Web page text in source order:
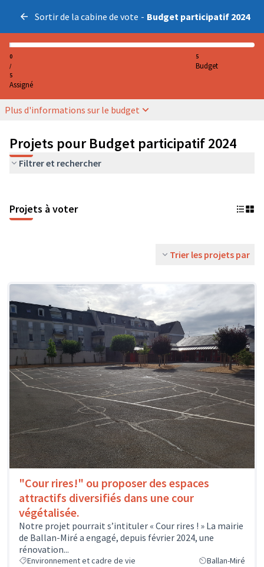
Sortir de la cabine de vote - Budget participatif 2024
0
/
5
Assigné
5
Budget
Plus d'informations sur le budget
Projets pour Budget participatif 2024
Filtrer et rechercher
Projets à voter
Trier les projets par
"Cour rires!" ou proposer des espaces
attractifs diversifiés dans une cour
végétalisée.
Notre projet pourrait s’intituler « Cour rires ! » La mairie
de Ballan-Miré a engagé, depuis février 2024, une
rénovation...
Environnement et cadre de vie Ballan-Miré